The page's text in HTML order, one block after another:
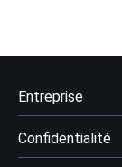
Entreprise
À Propos
Confidentialité